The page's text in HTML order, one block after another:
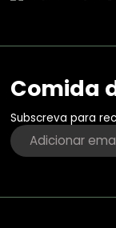
Comida
Subscreva para